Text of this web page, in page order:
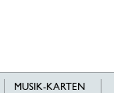
MUSIK-KARTEN